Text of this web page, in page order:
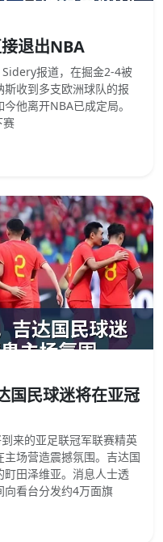
退出NBA
报道，在掘金2-4被
收到多支欧洲球队的报
他离开NBA已成定局。
赛
国民球迷将在亚冠
来的亚足联冠军联赛精英
场营造震撼氛围。吉达国
田泽维亚。消息人士透
向看台分发约4万面旗